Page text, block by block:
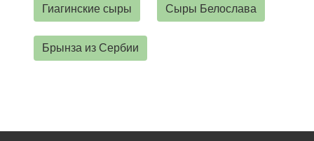
Гиагинские сыры Сыры Белослава
Брынза из Сербии